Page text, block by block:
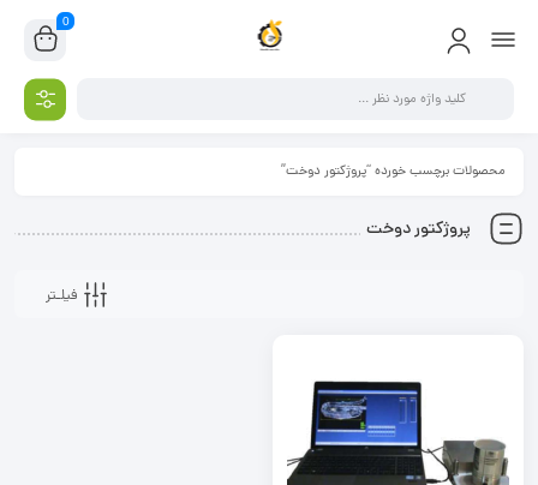
0
محصولات برچسب خورده “پروژکتور دوخت”
پروژکتور دوخت
فیلـتر